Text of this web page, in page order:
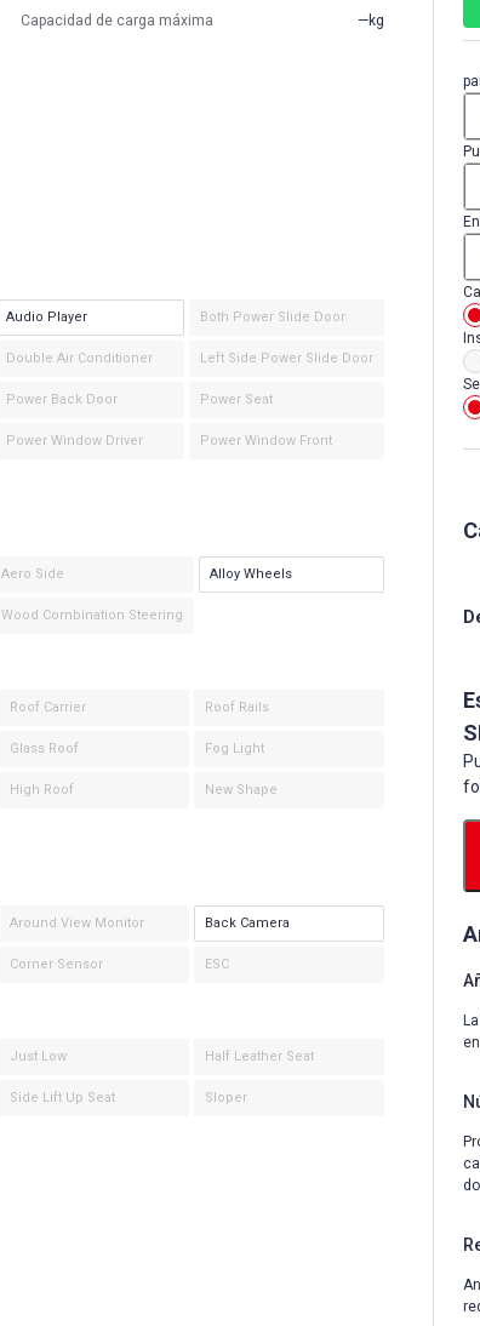
Capacidad de carga máxima —kg
Audio Player Both Power Slide Door
Double Air Conditioner Left Side Power Slide Door
Power Back Door Power Seat
Power Window Driver Power Window Front
Aero Side Alloy Wheels
Wood Combination Steering
Roof Carrier Roof Rails
Glass Roof Fog Light
High Roof New Shape
Around View Monitor Back Camera
Corner Sensor ESC
Just Low Half Leather Seat
Side Lift Up Seat Sloper